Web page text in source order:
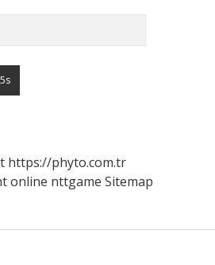
https://phyto.com.tr
online nttgame Sitemap